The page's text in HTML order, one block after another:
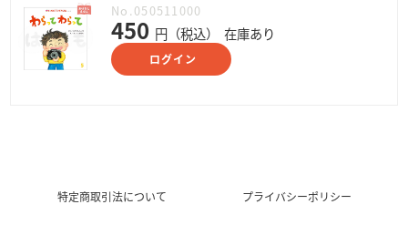
No.050511000
450 円（税込） 在庫あり
ログイン
特定商取引法について プライバシーポリシー